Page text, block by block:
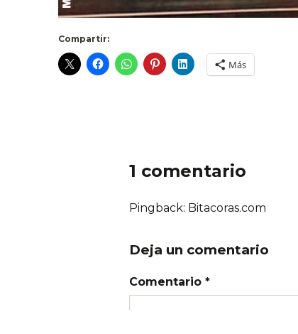
Compartir:
Más
1 comentario
Pingback: Bitacoras.com
Deja un comentario
Comentario *